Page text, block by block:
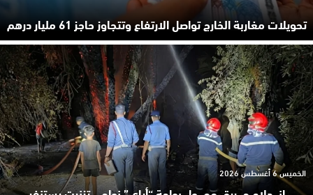
تحويلات مغاربة الخارج تواصل الارتفاع وتتجاوز حاجز 61 مليار درهم
الخميس 6 أغسطس 2026